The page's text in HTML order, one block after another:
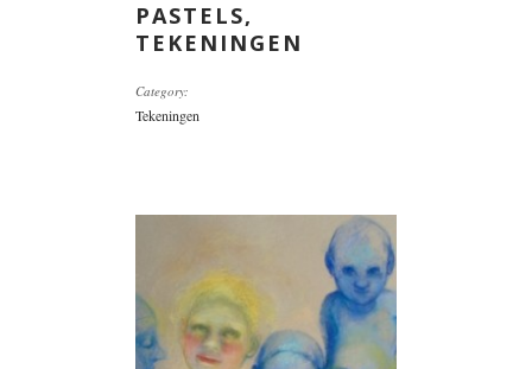
PASTELS,
TEKENINGEN
Category:
Tekeningen